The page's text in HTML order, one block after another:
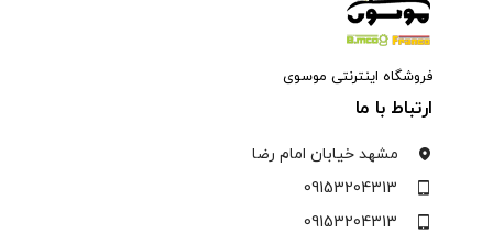
فروشگاه اینترنتی موسوی
ارتباط با ما
مشهد خیابان امام رضا
09153204313
09153204313